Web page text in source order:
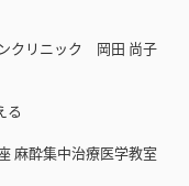
クリニック 岡田 尚子
る
麻酔集中治療医学教室